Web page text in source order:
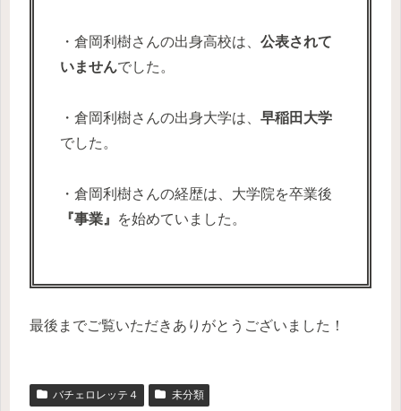
・倉岡利樹さんの出身高校は、 公表されて
いませんでした。
・倉岡利樹さんの出身大学は、 早稲田大学
でした。
・倉岡利樹さんの経歴は、大学院を卒業後
『事業』
を始めていました。
最後までご覧いただきありがとうございました！
バチェロレッテ４ 未分類